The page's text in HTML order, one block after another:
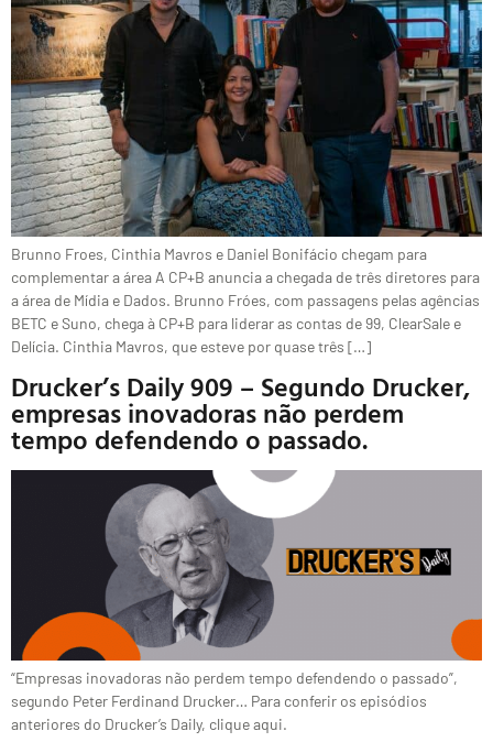
Brunno Froes, Cinthia Mavros e Daniel Bonifácio chegam para
complementar a área A CP+B anuncia a chegada de três diretores para
a área de Mídia e Dados. Brunno Fróes, com passagens pelas agências
BETC e Suno, chega à CP+B para liderar as contas de 99, ClearSale e
Delícia. Cinthia Mavros, que esteve por quase três […]
Drucker’s Daily 909 – Segundo Drucker,
empresas inovadoras não perdem
tempo defendendo o passado.
“Empresas inovadoras não perdem tempo defendendo o passado”,
segundo Peter Ferdinand Drucker… Para conferir os episódios
anteriores do Drucker’s Daily, clique aqui.